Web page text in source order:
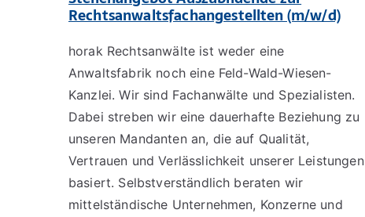
in
Naturwissenschaft
Rechtsanwaltsfachangestellten (m/w/d)
horak Rechtsanwälte ist weder eine
Anwaltsfabrik noch eine Feld-Wald-Wiesen-
Kanzlei. Wir sind Fachanwälte und Spezialisten.
Dabei streben wir eine dauerhafte Beziehung zu
unseren Mandanten an, die auf Qualität,
Vertrauen und Verlässlichkeit unserer Leistungen
basiert. Selbstverständlich beraten wir
mittelständische Unternehmen, Konzerne und